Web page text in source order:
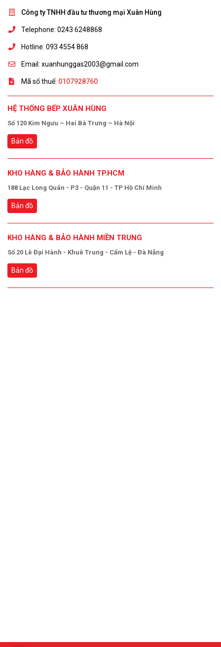
Công ty TNHH đầu tư thương mại Xuân Hùng
Telephone: 0243 6248868
Hotline: 093 4554 868
Email: xuanhunggas2003@gmail.com
Mã số thuế: 0107928760
HỆ THỐNG BẾP XUÂN HÙNG
Số 120 Kim Ngưu – Hai Bà Trưng – Hà Nội
Bản đồ
KHO HÀNG & BẢO HÀNH TP.HCM
188 Lạc Long Quân - P3 - Quận 11 - TP Hồ Chí Minh
Bản đồ
KHO HÀNG & BẢO HÀNH MIỀN TRUNG
Số 20 Lê Đại Hành - Khuê Trung - Cẩm Lệ - Đà Nẵng
Bản đồ